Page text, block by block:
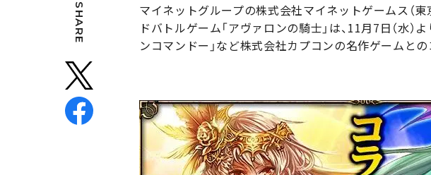
SHARE
マイネットグループの株式会社マイネットゲームス（
ドバトルゲーム「アヴァロンの騎士」は、11月7日（水）
ンコマンドー」など株式会社カプコンの名作ゲームと